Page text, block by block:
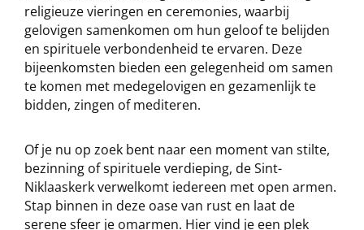
religieuze vieringen en ceremonies, waarbij
gelovigen samenkomen om hun geloof te belijden
en spirituele verbondenheid te ervaren. Deze
bijeenkomsten bieden een gelegenheid om samen
te komen met medegelovigen en gezamenlijk te
bidden, zingen of mediteren.
Of je nu op zoek bent naar een moment van stilte,
bezinning of spirituele verdieping, de Sint-
Niklaaskerk verwelkomt iedereen met open armen.
Stap binnen in deze oase van rust en laat de
serene sfeer je omarmen. Hier vind je een plek